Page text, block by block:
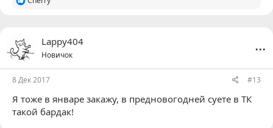
и
и
:
Lappy404
Новичок
...
8 Дек 2017 #13
Я тоже в январе закажу, в предновогодней суете в ТК
такой бардак!